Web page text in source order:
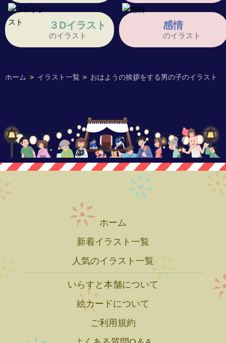
ホーム > イラスト一覧 > おはようの挨拶をする男の子のイラスト
３Dイラスト
のイラスト
感情
のイラスト
ホーム
新着イラスト一覧
人気のイラスト一覧
いらすと本舗について
絵カードについて
ご利用規約